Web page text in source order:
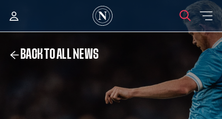
BACK TO ALL NEWS